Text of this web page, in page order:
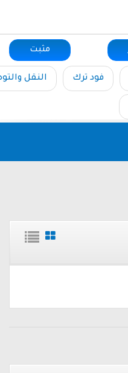
مثبت
فود ترك النقل